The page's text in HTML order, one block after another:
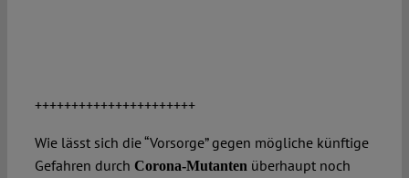
++++++++++++++++++++++
Wie lässt sich die “Vorsorge” gegen mögliche künftige
Gefahren durch Corona-Mutantenüberhaupt noch